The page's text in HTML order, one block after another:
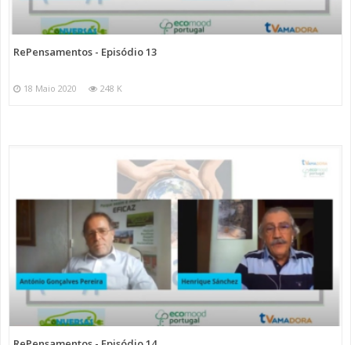
RePensamentos - Episódio 13
18 Maio 2020 248 K